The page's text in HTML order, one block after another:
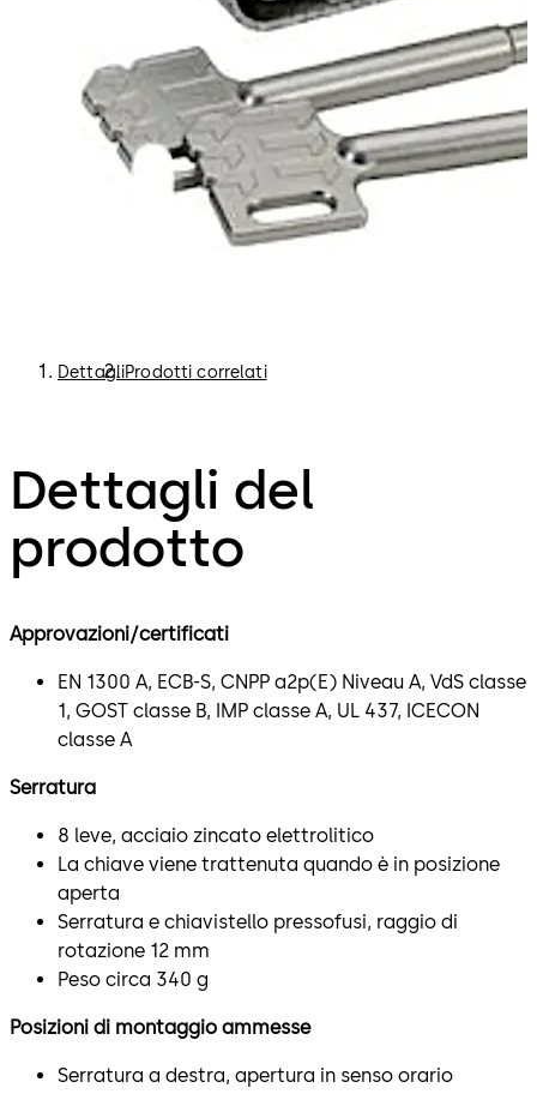
DettagliProdotti correlati
Dettagli del
prodotto
Approvazioni/certificati
EN 1300 A, ECB-S, CNPP a2p(E) Niveau A, VdS classe
1, GOST classe B, IMP classe A, UL 437, ICECON
classe A
Serratura
8 leve, acciaio zincato elettrolitico
La chiave viene trattenuta quando è in posizione
aperta
Serratura e chiavistello pressofusi, raggio di
rotazione 12 mm
Peso circa 340 g
Posizioni di montaggio ammesse
Serratura a destra, apertura in senso orario